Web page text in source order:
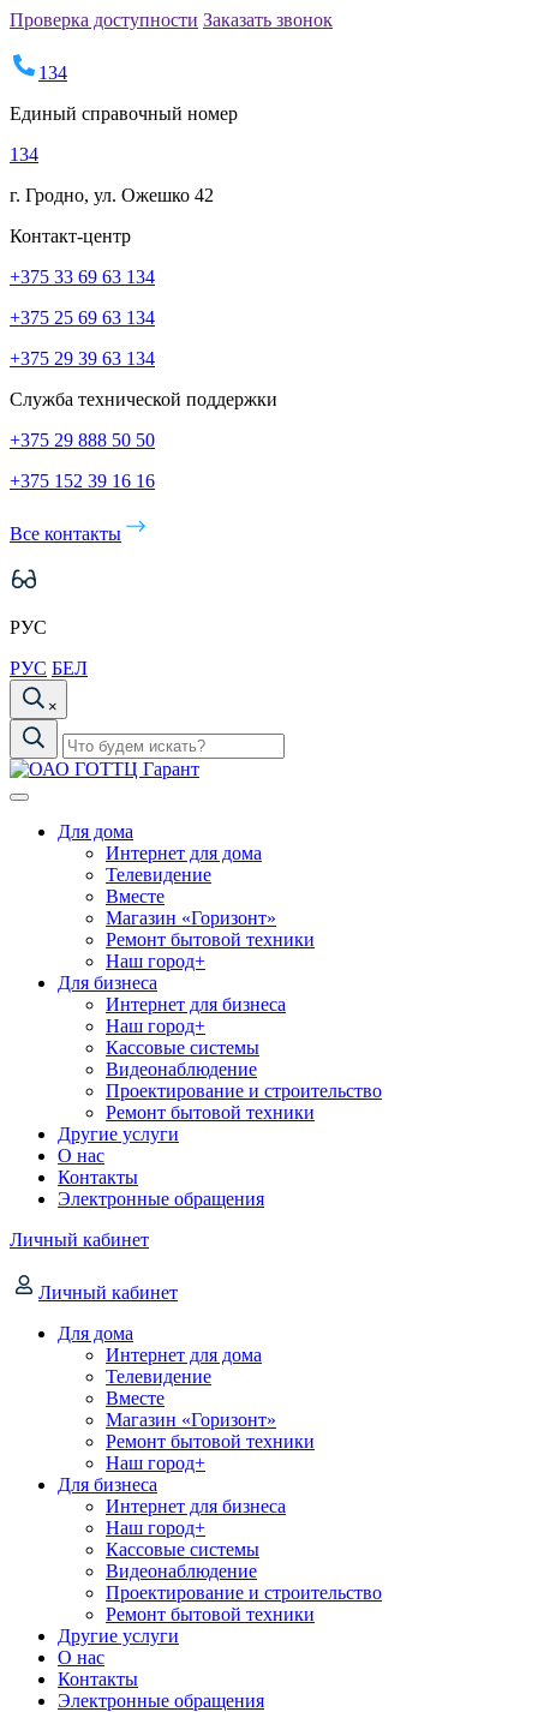
Проверка доступности Заказать звонок
134
Единый справочный номер
134
г. Гродно, ул. Ожешко 42
Контакт-центр
+375 33 69 63 134
+375 25 69 63 134
+375 29 39 63 134
Служба технической поддержки
+375 29 888 50 50
+375 152 39 16 16
Все контакты
РУС
РУС БЕЛ
×
Для дома
Интернет для дома
Телевидение
Вместе
Магазин «Горизонт»
Ремонт бытовой техники
Наш город+
Для бизнеса
Интернет для бизнеса
Наш город+
Кассовые системы
Видеонаблюдение
Проектирование и строительство
Ремонт бытовой техники
Другие услуги
О нас
Контакты
Электронные обращения
Личный кабинет
Личный кабинет
Для дома
Интернет для дома
Телевидение
Вместе
Магазин «Горизонт»
Ремонт бытовой техники
Наш город+
Для бизнеса
Интернет для бизнеса
Наш город+
Кассовые системы
Видеонаблюдение
Проектирование и строительство
Ремонт бытовой техники
Другие услуги
О нас
Контакты
Электронные обращения